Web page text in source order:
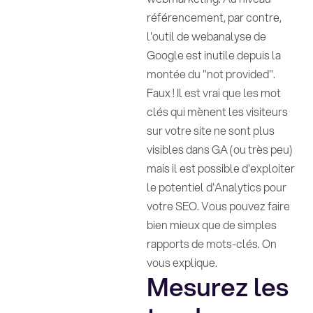
référencement, par contre,
l'outil de webanalyse de
Google est inutile depuis la
montée du "not provided".
Faux ! Il est vrai que les mot
clés qui mènent les visiteurs
sur votre site ne sont plus
visibles dans GA (ou très peu)
mais il est possible d'exploiter
le potentiel d'Analytics pour
votre SEO. Vous pouvez faire
bien mieux que de simples
rapports de mots-clés. On
vous explique.
Mesurez les